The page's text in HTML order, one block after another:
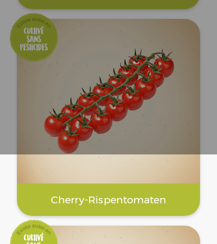
Cherry-Rispentomaten